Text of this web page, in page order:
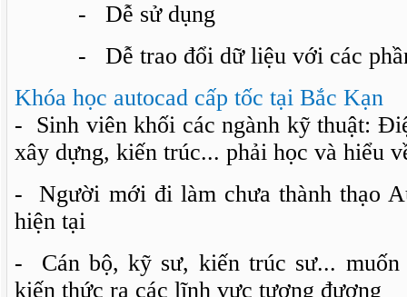
- Dễ sử dụng
- Dễ trao đổi dữ liệu với các phần
Khóa học autocad cấp tốc tại Bắc Kạn
- Sinh viên khối các ngành kỹ thuật:
xây dựng, kiến trúc... phải học và hiểu
- Người mới đi làm chưa thành thạo
hiện tại
- Cán bộ, kỹ sư, kiến trúc sư...
kiến thức ra các lĩnh vực tương đương